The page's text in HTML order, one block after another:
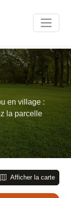
en village :
la parcelle
Afficher la carte